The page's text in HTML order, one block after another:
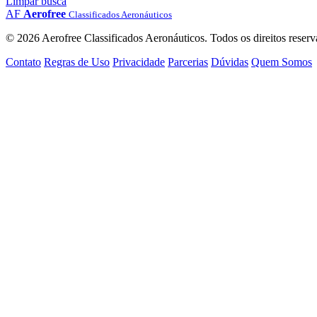
AF Aerofree Classificados Aeronáuticos
© 2026 Aerofree Classificados Aeronáuticos. Todos os direitos
Contato Regras de Uso Privacidade Parcerias Dúvidas Quem Somos